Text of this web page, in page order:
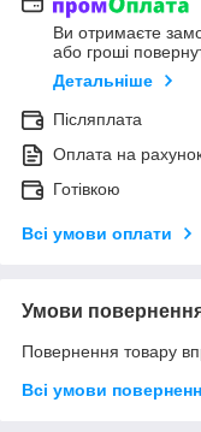
Ви отримаєте
або гроші
Детальніше
Післяплата
Оплата на
Готівкою
Всі умови оплати
Умови
Повернення товару
Всі умови